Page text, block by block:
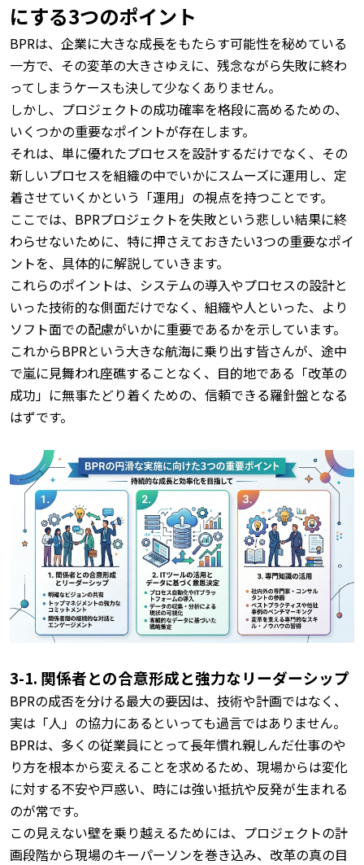
にする3つのポイント
BPRは、企業に大きな成長をもたらす可能性を秘めている
一方で、その変革の大きさゆえに、残念ながら失敗に終わ
ってしまうケースも決して少なくありません。
しかし、プロジェクトの成功確率を格段に高めるための、
いくつかの重要なポイントが存在します。
それは、単に優れたプロセスを設計するだけでなく、その
新しいプロセスを組織の中でいかにスムーズに運用し、定
着させていくかという「運用」の視点を持つことです。
ここでは、BPRプロジェクトを失敗という悲しい結果に終
わらせないために、特に押さえておきたい3つの重要なポイ
ントを、具体的に解説していきます。
これらのポイントは、システムの導入やプロセスの設計と
いった技術的な側面だけでなく、組織や人といった、より
ソフト面での配慮がいかに重要であるかを示しています。
これからBPRという大きな航海に乗り出す皆さんが、途中
で嵐に見舞われ座礁することなく、目的地である「改革の
成功」に無事たどり着くための、信頼できる羅針盤となる
はずです。
3-1. 関係者との合意形成と強力なリーダーシップ
BPRの成否を分ける最大の要因は、技術や計画ではなく、
実は「人」の協力にあるといっても過言ではありません。
BPRは、多くの従業員にとって長年慣れ親しんだ仕事のや
り方を根本から変えることを求めるため、現場からは変化
に対する不安や戸惑い、時には強い抵抗や反発が生まれる
のが常です。
この見えない壁を乗り越えるためには、プロジェクトの計
画段階から現場のキーパーソンを巻き込み、改革の真の目